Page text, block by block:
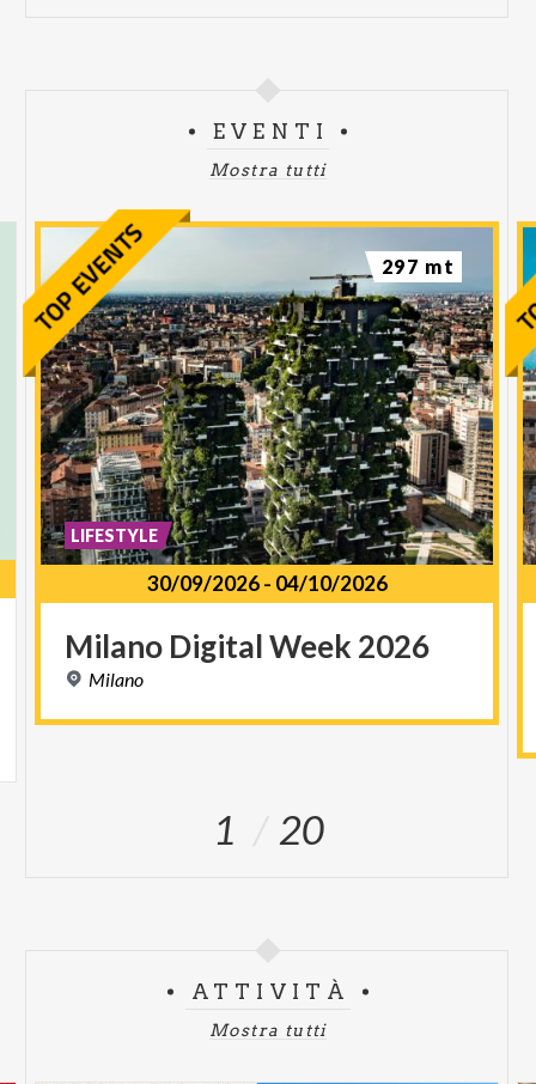
EVENTI
Mostra tutti
30/09/2026- 04/10/2026
Milano DigitalWeek 2026
Milano
LIFESTYLE
297 mt
1 20
ATTIVITÀ
Mostra tutti